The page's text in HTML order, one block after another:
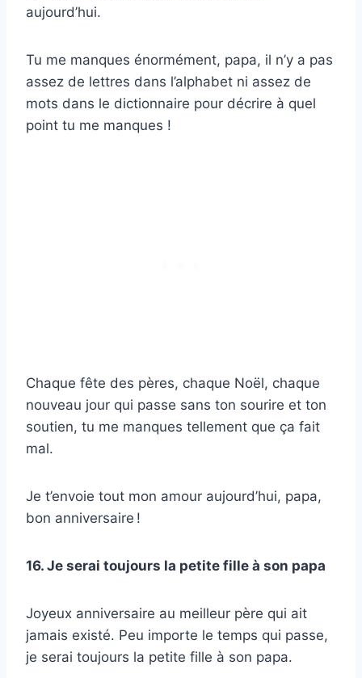
aujourd’hui.
Tu me manques énormément, papa, il n’y a pas
assez de lettres dans l’alphabet ni assez de
mots dans le dictionnaire pour décrire à quel
point tu me manques !
Chaque fête des pères, chaque Noël, chaque
nouveau jour qui passe sans ton sourire et ton
soutien, tu me manques tellement que ça fait
mal.
Je t’envoie tout mon amour aujourd’hui, papa,
bon anniversaire !
16. Je serai toujours la petite fille à son papa
Joyeux anniversaire au meilleur père qui ait
jamais existé. Peu importe le temps qui passe,
je serai toujours la petite fille à son papa.